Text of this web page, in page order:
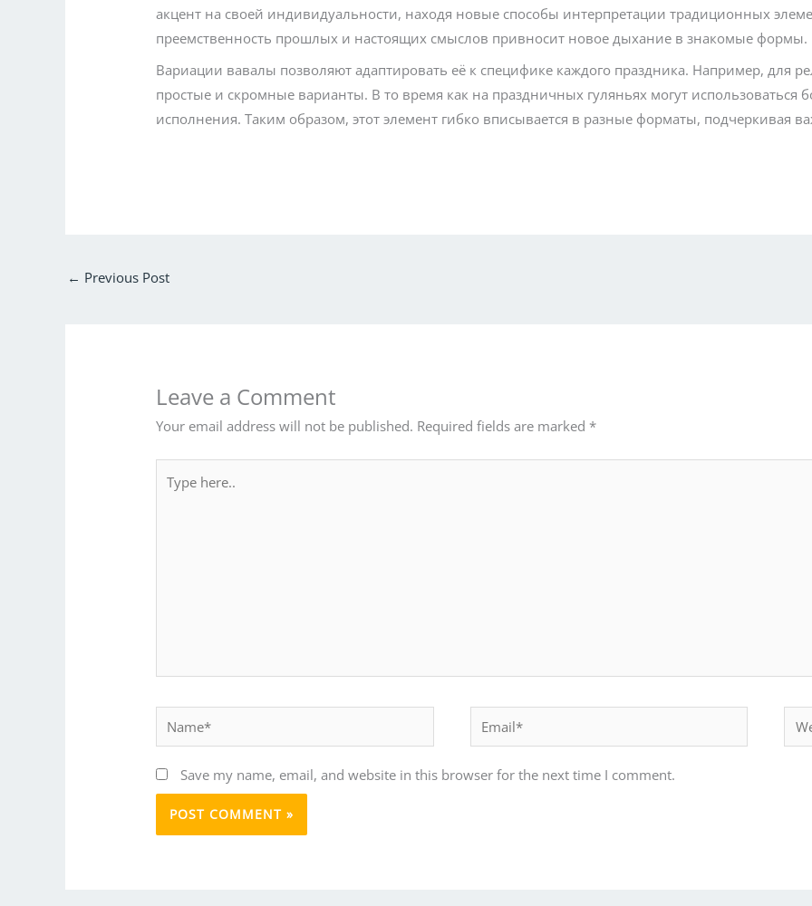
акцент на своей индивидуальности, находя новые способы интерпретации традиционных
преемственность прошлых и настоящих смыслов привносит новое дыхание в знакомые формы.
Вариации вавалы позволяют адаптировать её к специфике каждого праздника. Например, для
простые и скромные варианты. В то время как на праздничных гуляньях могут
исполнения. Таким образом, этот элемент гибко вписывается в разные форматы, подчеркивая
← Previous Post
Leave a Comment
Your email address will not be published. Required fields are marked *
here..
Save my name, email, and website in this browser for the next time I comment.